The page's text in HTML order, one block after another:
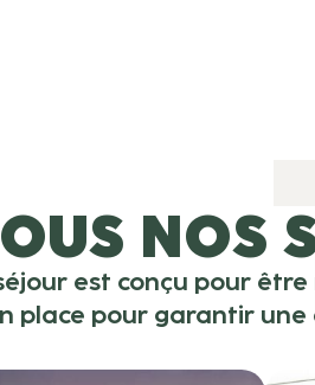
NOS
est conçu pour
place pour garantir